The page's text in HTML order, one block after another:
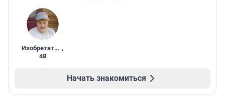
Изобретатель ,
48
Начать знакомиться